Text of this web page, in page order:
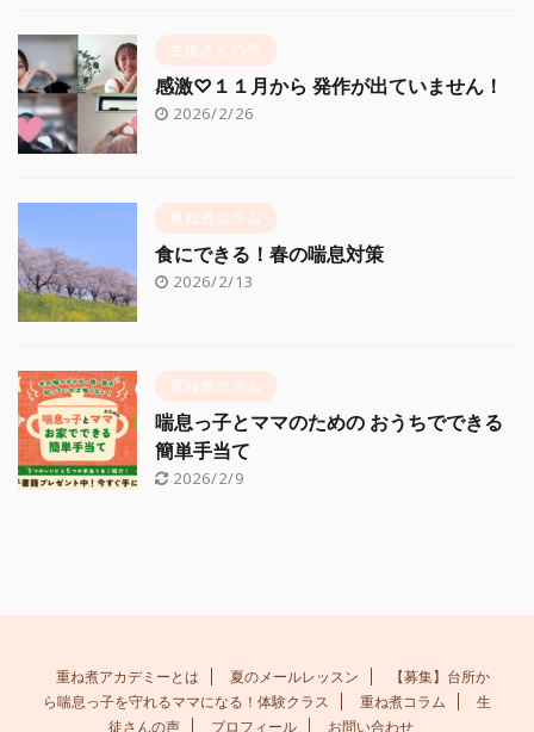
生徒さんの声
感激♡１１月から 発作が出ていません！
2026/2/26
重ね煮コラム
食にできる！春の喘息対策
2026/2/13
重ね煮コラム
喘息っ子とママのための おうちでできる
簡単手当て
2026/2/9
重ね煮アカデミーとは 夏のメールレッスン
【募集】台所か
ら喘息っ子を守れるママになる！体験クラス
重ね煮コラム
生
徒さんの声
プロフィール お問い合わせ